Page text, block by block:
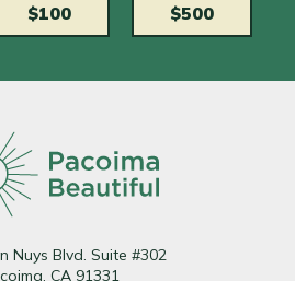
$100 $500
Nuys Blvd. Suite #302
CA 91331